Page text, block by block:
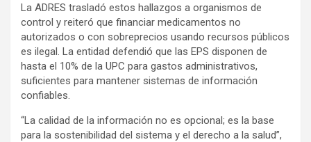
La ADRES trasladó estos hallazgos a organismos de
control y reiteró que financiar medicamentos no
autorizados o con sobreprecios usando recursos públicos
es ilegal. La entidad defendió que las EPS disponen de
hasta el 10% de la UPC para gastos administrativos,
suficientes para mantener sistemas de información
confiables.
“La calidad de la información no es opcional; es la base
para la sostenibilidad del sistema y el derecho a la salud”,